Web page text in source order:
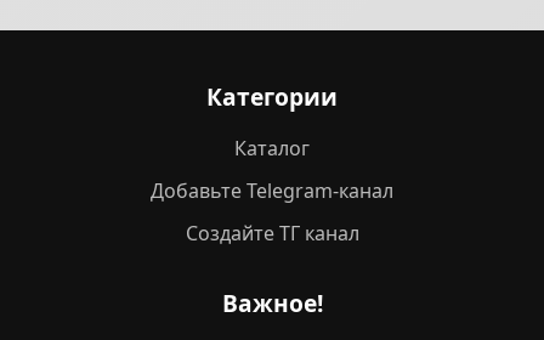
Категории
Каталог
Добавьте Telegram-канал
Создайте ТГ канал
Важное!